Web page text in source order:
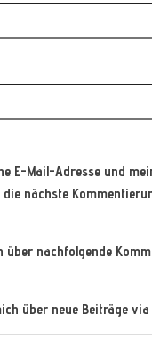
E-Mail-Adresse und
nächste
über nachfolgende
über neue Beiträge via